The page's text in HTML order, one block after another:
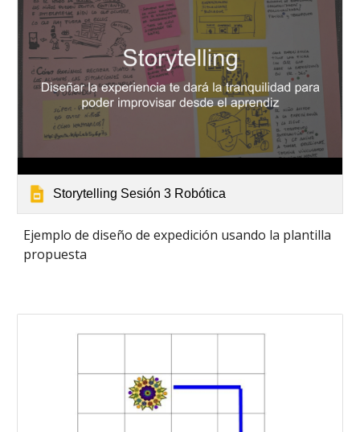
Storytelling Sesión 3 Robótica
Ejemplo de diseño de expedición usando la plantilla
propuesta